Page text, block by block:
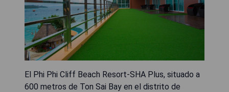
El Phi Phi Cliff Beach Resort-SHA Plus, situado a
600 metros de Ton Sai Bay en el distrito de